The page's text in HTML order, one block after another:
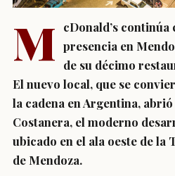
M cDonald’s
presencia en
de su décimo
El nuevo local, que se
la cadena en Argentina,
Costanera, el moderno
ubicado en el ala oeste de la
de Mendoza.